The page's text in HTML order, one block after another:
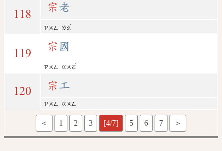
118
宗 老
ㄗㄨㄥ ㄌㄠ
ˇ
119
宗 國
ㄗㄨㄥ ㄍㄨㄛ
ˊ
120 宗 工
ㄗㄨㄥ ㄍㄨㄥ
＜ 1 2 3 [4/7] 5 6 7 ＞